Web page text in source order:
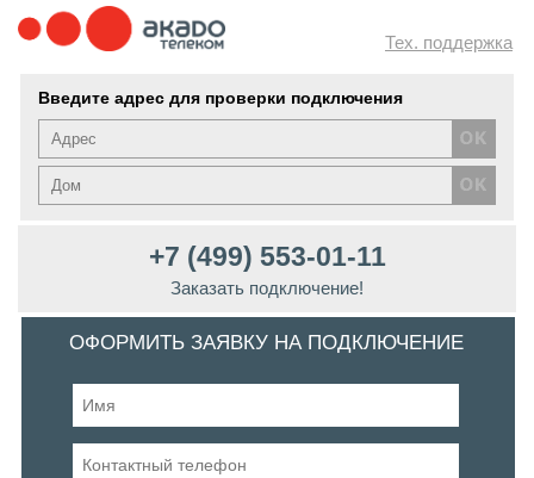
Тех. поддержка
Введите адрес для проверки подключения
+7 (499) 553-01-11
Заказать подключение!
ОФОРМИТЬ ЗАЯВКУ НА ПОДКЛЮЧЕНИЕ